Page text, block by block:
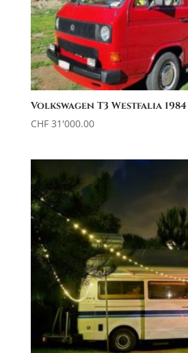
Volkswagen T3 Westfalia 1984
CHF31'000.00